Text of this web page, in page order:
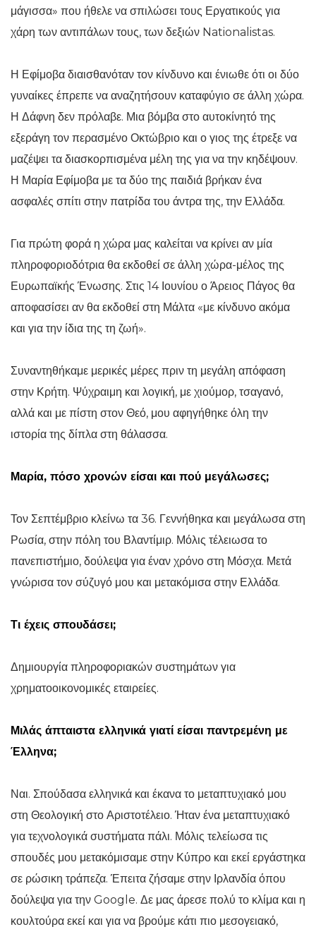
μάγισσα» που ήθελε να σπιλώσει τους Εργατικούς για
χάρη των αντιπάλων τους, των δεξιών Nationalistas.
Η Εφίμοβα διαισθανόταν τον κίνδυνο και ένιωθε ότι οι δύο
γυναίκες έπρεπε να αναζητήσουν καταφύγιο σε άλλη χώρα.
Η Δάφνη δεν πρόλαβε. Μια βόμβα στο αυτοκίνητό της
εξεράγη τον περασμένο Οκτώβριο και ο γιος της έτρεξε να
μαζέψει τα διασκορπισμένα μέλη της για να την κηδέψουν.
Η Μαρία Εφίμοβα με τα δύο της παιδιά βρήκαν ένα
ασφαλές σπίτι στην πατρίδα του άντρα της, την Ελλάδα.
Για πρώτη φορά η χώρα μας καλείται να κρίνει αν μία
πληροφοριοδότρια θα εκδοθεί σε άλλη χώρα-μέλος της
Ευρωπαϊκής Ένωσης. Στις 14 Ιουνίου ο Άρειος Πάγος θα
αποφασίσει αν θα εκδοθεί στη Μάλτα «με κίνδυνο ακόμα
και για την ίδια της τη ζωή».
Συναντηθήκαμε μερικές μέρες πριν τη μεγάλη απόφαση
στην Κρήτη. Ψύχραιμη και λογική, με χιούμορ, τσαγανό,
αλλά και με πίστη στον Θεό, μου αφηγήθηκε όλη την
ιστορία της δίπλα στη θάλασσα.
Μαρία, πόσο χρονών είσαι και πού μεγάλωσες;
Τον Σεπτέμβριο κλείνω τα 36. Γεννήθηκα και μεγάλωσα στη
Ρωσία, στην πόλη του Βλαντίμιρ. Μόλις τέλειωσα το
πανεπιστήμιο, δούλεψα για έναν χρόνο στη Μόσχα. Μετά
γνώρισα τον σύζυγό μου και μετακόμισα στην Ελλάδα.
Τι έχεις σπουδάσει;
Δημιουργία πληροφοριακών συστημάτων για
χρηματοοικονομικές εταιρείες.
Μιλάς άπταιστα ελληνικά γιατί είσαι παντρεμένη με
Έλληνα;
Ναι. Σπούδασα ελληνικά και έκανα το μεταπτυχιακό μου
στη Θεολογική στο Αριστοτέλειο. Ήταν ένα μεταπτυχιακό
για τεχνολογικά συστήματα πάλι. Μόλις τελείωσα τις
σπουδές μου μετακόμισαμε στην Κύπρο και εκεί εργάστηκα
σε ρώσικη τράπεζα. Έπειτα ζήσαμε στην Ιρλανδία όπου
δούλεψα για την Google. Δε μας άρεσε πολύ το κλίμα και η
κουλτούρα εκεί και για να βρούμε κάτι πιο μεσογειακό,